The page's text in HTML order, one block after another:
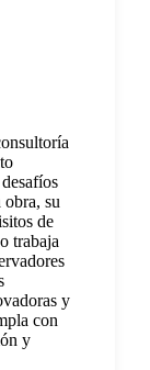
obra, su
de
trabaja
y
con
y